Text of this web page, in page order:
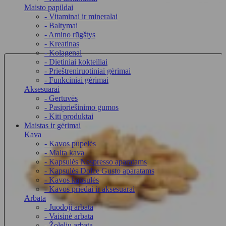
Maisto papildai
- Vitaminai ir mineralai
- Baltymai
- Amino rūgštys
- Kreatinas
- Kolagenai
- Dietiniai kokteiliai
- Prieštreniruotiniai gėrimai
- Funkciniai gėrimai
Aksesuarai
- Gertuvės
- Pasipriešinimo gumos
- Kiti produktai
Maistas ir gėrimai
Kava
- Kavos pupelės
- Malta kava
- Kapsulės Nespresso aparatams
- Kapsulės Dolce Gusto aparatams
- Kavos kapsulės
- Kavos priedai ir aksesuarai
Arbata
- Juodoji arbata
- Vaisinė arbata